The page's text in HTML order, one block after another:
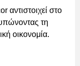
αντιστοιχεί στο
τη
οικονομία.